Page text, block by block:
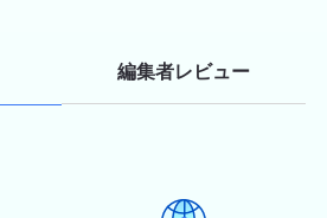
編集者レビュー